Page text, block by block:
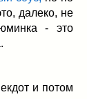
далеко, не
- это
и потом